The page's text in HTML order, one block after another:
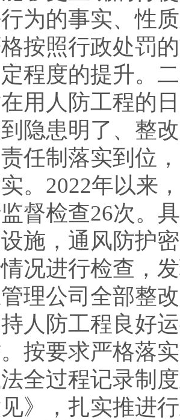
为的事实、性
按照行政处罚
程度的提升。
用人防工程的
隐患明了、整
任制落实到位
。2022年以来
督检查26次。
施，通风防护
况进行检查，
理公司全部整
人防工程良好
按要求严格落
全过程记录制
》，扎实推进